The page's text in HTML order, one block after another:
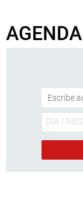
AGENDA